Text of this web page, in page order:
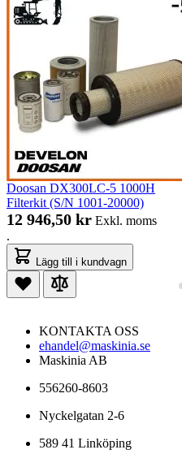
Doosan DX300LC-5 1000H
Filterkit (S/N 1001-20000)
12 946,50 kr Exkl. moms
.
Lägg till i kundvagn
KONTAKTA OSS
ehandel@maskinia.se
Maskinia AB
556260-8603
Nyckelgatan 2-6
589 41 Linköping